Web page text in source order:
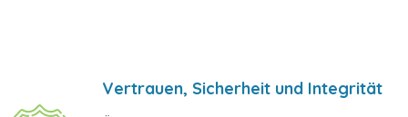
Vertrauen, Sicherheit und Integrität